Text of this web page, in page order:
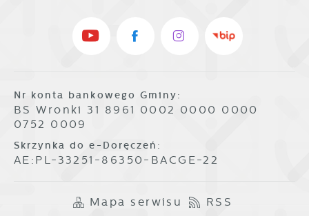
Nr konta bankowego Gminy:
BS Wronki 31 8961 0002 0000 0000
0752 0009
Skrzynka do e-Doręczeń:
AE:PL-33251-86350-BACGE-22
Mapa serwisu RSS